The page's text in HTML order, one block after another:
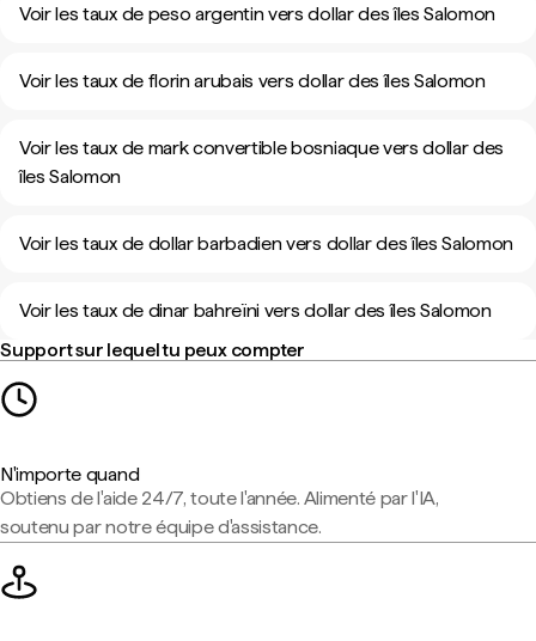
Voir les taux de peso argentin vers dollar des îles Salomon
Voir les taux de florin arubais vers dollar des îles Salomon
Voir les taux de mark convertible bosniaque vers dollar des
îles Salomon
Voir les taux de dollar barbadien vers dollar des îles Salomon
Voir les taux de dinar bahreïni vers dollar des îles Salomon
Support sur lequel tu peux compter
N'importe quand
Obtiens de l'aide 24/7, toute l'année. Alimenté par l'IA,
soutenu par notre équipe d'assistance.